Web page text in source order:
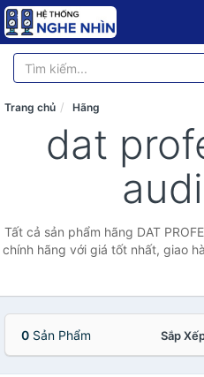
Trang chủ Hãng
dat
Tất cả sản phẩm hãng DAT
chính hãng với giá tốt nhất, giao
0 Sản Phẩm Sắp